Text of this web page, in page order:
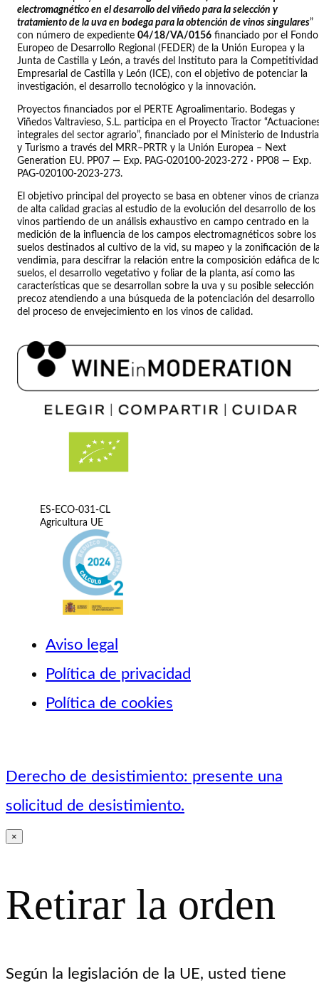
electromagnético en el desarrollo del viñedo para la selección y
tratamiento de la uva en bodega para la obtención de vinos singulares”
con número de expediente 04/18/VA/0156 financiado por el Fondo
Europeo de Desarrollo Regional (FEDER) de la Unión Europea y la
Junta de Castilla y León, a través del Instituto para la Competitividad
Empresarial de Castilla y León (ICE), con el objetivo de potenciar la
investigación, el desarrollo tecnológico y la innovación.
Proyectos financiados por el PERTE Agroalimentario. Bodegas y
Viñedos Valtravieso, S.L. participa en el Proyecto Tractor
integrales del sector agrario”, financiado por el Ministerio de Industria
y Turismo a través del MRR–PRTR y la Unión Europea – Next
Generation EU. PP07 — Exp. PAG-020100-2023-272 · PP08 — Exp.
PAG-020100-2023-273.
El objetivo principal del proyecto se basa en obtener vinos de crianza
de alta calidad gracias al estudio de la evolución del desarrollo de los
vinos partiendo de un análisis exhaustivo en campo centrado en la
medición de la influencia de los campos electromagnéticos sobre los
suelos destinados al cultivo de la vid, su mapeo y la zonificación de
vendimia, para descifrar la relación entre la composición edáfica de
suelos, el desarrollo vegetativo y foliar de la planta, así como las
características que se desarrollan sobre la uva y su posible selección
precoz atendiendo a una búsqueda de la potenciación del desarrollo
del proceso de envejecimiento en los vinos de calidad.
ES-ECO-031-CL
Agricultura UE
Aviso legal
Política de privacidad
Política de cookies
Derecho de desistimiento: presente una
solicitud de desistimiento.
×
Retirar la orden
Según la legislación de la UE, usted tiene